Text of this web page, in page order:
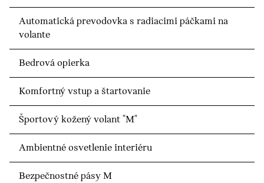
Automatická prevodovka s radiacimi páčkami na
volante
Bedrová opierka
Komfortný vstup a štartovanie
Športový kožený volant "M"
Ambientné osvetlenie interiéru
Bezpečnostné pásy M